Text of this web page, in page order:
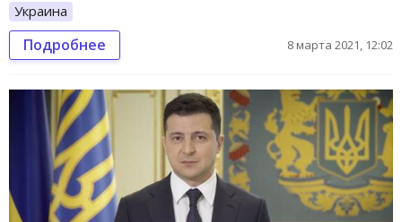
Украина
Подробнее 8 марта 2021, 12:02